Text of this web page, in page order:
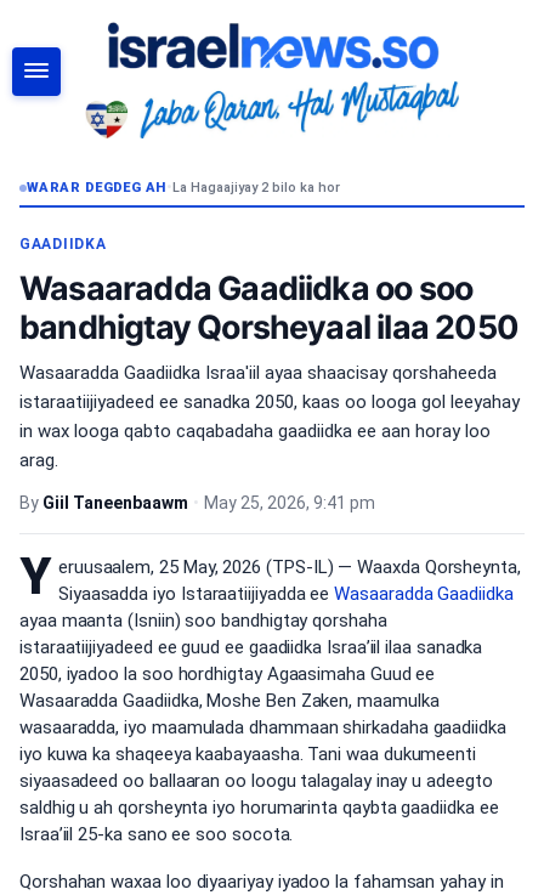
WARAR DEGDEG AH•La Hagaajiyay 2 bilo ka hor
GAADIIDKA
Wasaaradda Gaadiidka oo soo
bandhigtay Qorsheyaal ilaa 2050
Wasaaradda Gaadiidka Israa'iil ayaa shaacisay qorshaheeda
istaraatiijiyadeed ee sanadka 2050, kaas oo looga gol leeyahay
in wax looga qabto caqabadaha gaadiidka ee aan horay loo
arag.
By Giil Taneenbaawm • May 25, 2026, 9:41 pm
Y eruusaalem, 25 May, 2026 (TPS-IL) — Waaxda Qorsheynta,
Siyaasadda iyo Istaraatiijiyadda eeWasaaradda Gaadiidka
ayaa maanta (Isniin) soo bandhigtay qorshaha
istaraatiijiyadeed ee guud ee gaadiidka Israa’iil ilaa sanadka
2050, iyadoo la soo hordhigtay Agaasimaha Guud ee
Wasaaradda Gaadiidka, Moshe Ben Zaken, maamulka
wasaaradda, iyo maamulada dhammaan shirkadaha gaadiidka
iyo kuwa ka shaqeeya kaabayaasha. Tani waa dukumeenti
siyaasadeed oo ballaaran oo loogu talagalay inay u adeegto
saldhig u ah qorsheynta iyo horumarinta qaybta gaadiidka ee
Israa’iil 25-ka sano ee soo socota.
Qorshahan waxaa loo diyaariyay iyadoo la fahamsan yahay in